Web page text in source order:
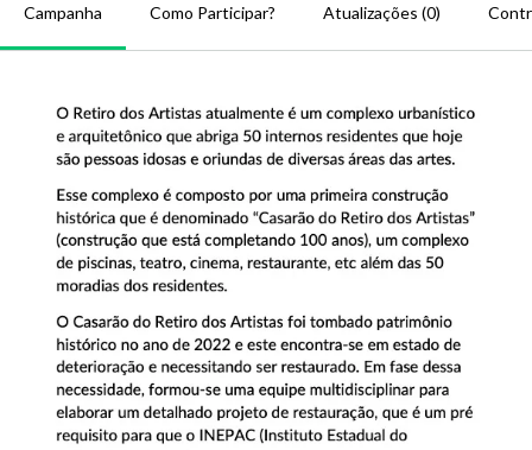
Campanha Como Participar? Atualizações (0)